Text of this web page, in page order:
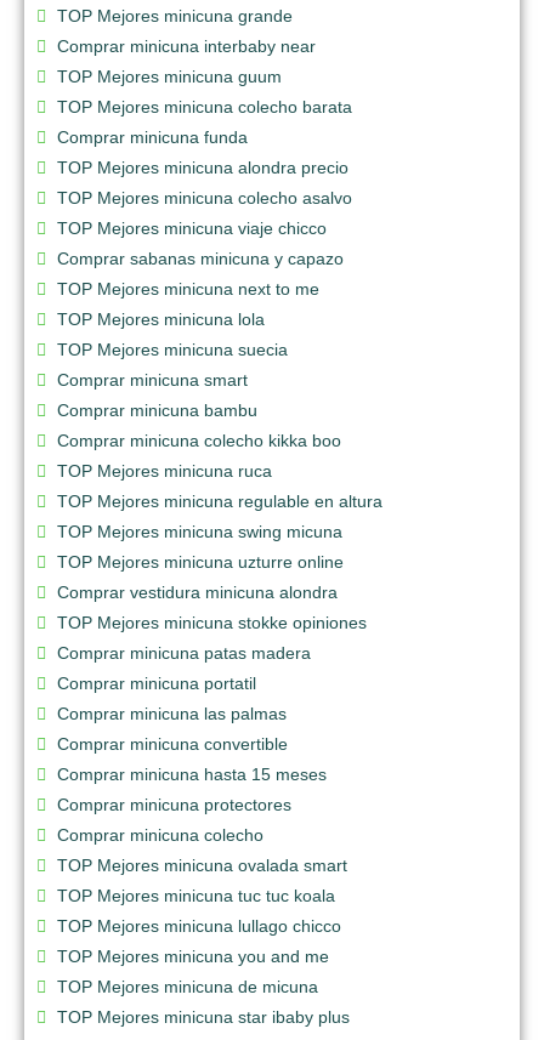
TOP Mejores minicuna grande
Comprar minicuna interbaby near
TOP Mejores minicuna guum
TOP Mejores minicuna colecho barata
Comprar minicuna funda
TOP Mejores minicuna alondra precio
TOP Mejores minicuna colecho asalvo
TOP Mejores minicuna viaje chicco
Comprar sabanas minicuna y capazo
TOP Mejores minicuna next to me
TOP Mejores minicuna lola
TOP Mejores minicuna suecia
Comprar minicuna smart
Comprar minicuna bambu
Comprar minicuna colecho kikka boo
TOP Mejores minicuna ruca
TOP Mejores minicuna regulable en altura
TOP Mejores minicuna swing micuna
TOP Mejores minicuna uzturre online
Comprar vestidura minicuna alondra
TOP Mejores minicuna stokke opiniones
Comprar minicuna patas madera
Comprar minicuna portatil
Comprar minicuna las palmas
Comprar minicuna convertible
Comprar minicuna hasta 15 meses
Comprar minicuna protectores
Comprar minicuna colecho
TOP Mejores minicuna ovalada smart
TOP Mejores minicuna tuc tuc koala
TOP Mejores minicuna lullago chicco
TOP Mejores minicuna you and me
TOP Mejores minicuna de micuna
TOP Mejores minicuna star ibaby plus